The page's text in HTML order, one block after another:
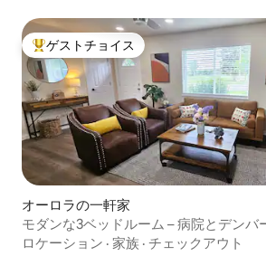
大好評のゲストチョイスです。
ゲストチョイス
オーロラの一軒家
モダンな3ベッドルーム – 病院とデンバ
ロケーション · 家族 · チェックアウト